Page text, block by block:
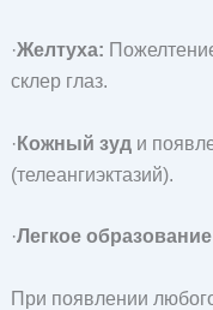
·Желтуха:
склер глаз.
· Кожный зуди
(телеангиэктазий).
·Легкое
При появлении